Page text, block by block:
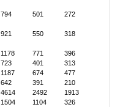
794 501 272
921 550 318
1178 771
396
723 401
313
1187 674
477
642 391
210
4614 2492
1913
1504 1104
326